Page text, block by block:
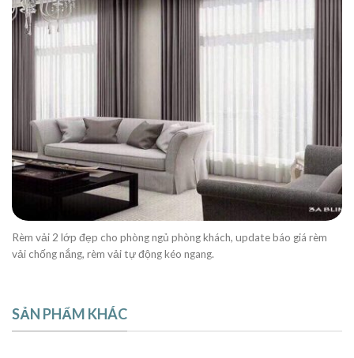
Rèm vải 2 lớp đẹp cho phòng ngủ phòng khách, update báo giá rèm
vải chống nắng, rèm vải tự động kéo ngang.
SẢN PHẨM KHÁC